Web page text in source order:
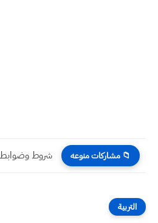
📁 مشاركات منوعه
التربية